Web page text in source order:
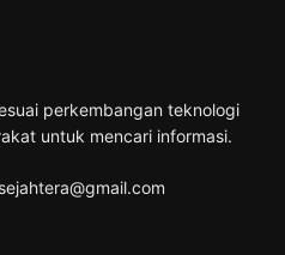
perkembangan teknologi
untuk mencari informasi.